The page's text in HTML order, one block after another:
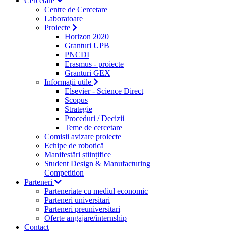
Centre de Cercetare
Laboratoare
Proiecte
Horizon 2020
Granturi UPB
PNCDI
Erasmus - proiecte
Granturi GEX
Informații utile
Elsevier - Science Direct
Scopus
Strategie
Proceduri / Decizii
Teme de cercetare
Comisii avizare proiecte
Echipe de robotică
Manifestări științifice
Student Design & Manufacturing
Competition
Parteneri
Parteneriate cu mediul economic
Parteneri universitari
Parteneri preuniversitari
Oferte angajare/internship
Contact